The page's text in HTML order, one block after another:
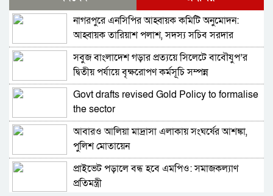
বিটিভির মহাপরিচালক হলেন কাজী জেসিন
র‍্যাব বিলুপ্ত করে আনা হচ্ছে নতুন বাহিনী
ভারত সফরের সিদ্ধান্ত প্রধানমন্ত্রী নেবেন: পররাষ্ট্র
প্রতিমন্ত্রী
সচিব পদে পদোন্নতি পেলেন জেসমিন নাহার
পুলিশের ৭ কর্মকর্তাকে বদলি
নাগরপুরে এনসিপির আহ্বায়ক কমিটি অনুমোদন:
আহ্বায়ক তারিয়াশ পলাশ, সদস্য সচিব সরদার
আশরাফ
সবুজ বাংলাদেশ গড়ার প্রত্যয়ে সিলেটে বাবৌযুপ’র
দ্বিতীয় পর্যায়ে বৃক্ষরোপণ কর্মসূচি সম্পন্ন
Govt drafts revised Gold Policy to formalise
the sector
আবারও আলিয়া মাদ্রাসা এলাকায় সংঘর্ষের আশঙ্কা,
পুলিশ মোতায়েন
প্রাইভেট পড়ালে বন্ধ হবে এমপিও: সমাজকল্যাণ
প্রতিমন্ত্রী